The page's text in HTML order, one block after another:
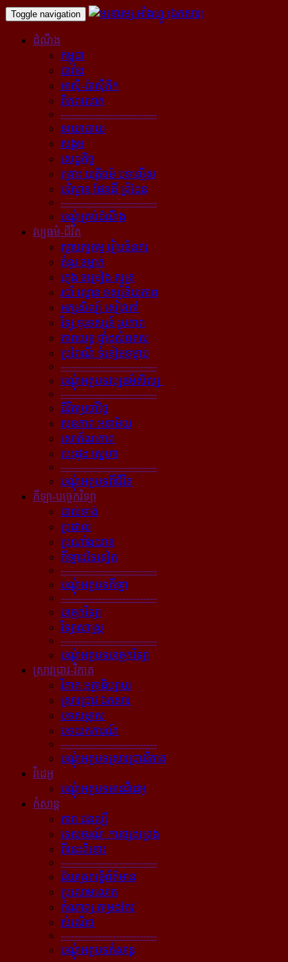
Toggle navigation
ដំណឹង
កម្ពុជា
បារាំង
អាស៊ី-ប៉ាស៊ីភិក
ពិភពលោក
----------------------------
នយោបាយ
សង្គម
សេដ្ឋកិច្ច
គ្រោះ យុត្តិធម៌ បទល្មើស
បរិស្ថាន ផែនដី ព្រំដែន
----------------------------
បណ្ដុំគ្រប់ដំណឹង
វប្បធម៌-ជីវិត
ស្ថាបត្យកម្ម រៀបចំនគរ
គំនូរ ចម្លាក់
ភ្លេង ចម្រៀង ស្មូត្រ
របាំ ល្ខោន ទស្សនីយភាព
អក្សសិល្ប៍ សៀវភៅ
វិទ្យុ ទូរទស្សន៍ រូបភាព
ភាពយន្ដ ផ្ទាំងសំពត់ស
ប្រពៃណី ទំនៀមទម្លាប់
----------------------------
បណ្ដុំអត្ថបទវប្បធម៌សិល្បៈ
----------------------------
ជីវិតប្រចាំថ្ងៃ
សុខភាព អនាម័យ
សោភ័ណភាព
បេះដូង ស្នេហា
----------------------------
បណ្ដុំអត្ថបទពីជីវិត
កីឡា-បច្ចេកវិទ្យា
បាល់ទាត់
ប្រដាល់
ប្រណាំងយាន
កីឡាដទៃទៀត
----------------------------
បណ្ដុំអត្ថបទកីឡា
----------------------------
បច្ចេកវិទ្យា
វិទ្យាសាស្ត្រ
----------------------------
បណ្ដុំអត្ថបទបច្ចេកវិទ្យា
ស្រាវជ្រាវ-វិភាគ
វិភាគ អត្ថាធិប្បាយ
ស្រាវជ្រាវ ឯកសារ
បទសម្ភាស
បទយកការណ៍
----------------------------
បណ្ដុំអត្ថបទស្រាវជ្រាវវិភាគ
វីដេអូ
បណ្ដុំអត្ថបទមានវីដេអូ
កំសាន្ដ
តារា ជនល្បី
ទេសចរណ៍ ការផ្សងព្រេង
ពីនេះពីនោះ
----------------------------
ជ័យគ្រតធ្វើព័ត៌មាន
ប្រលោមលោក
កំណាព្យ កម្រងកែវ
សំណើច
----------------------------
បណ្ដុំអត្ថបទកំសាន្ដ